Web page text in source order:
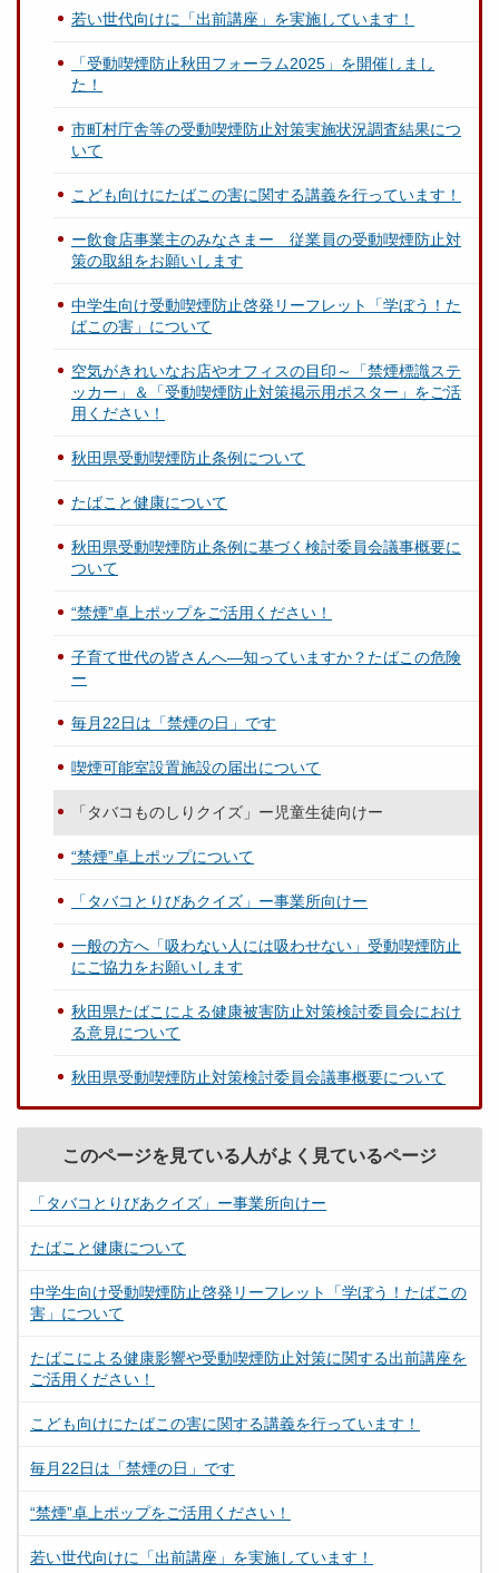
若い世代向けに「出前講座」を実施しています！
「受動喫煙防止秋田フォーラム2025」を開催しまし
た！
市町村庁舎等の受動喫煙防止対策実施状況調査結果につ
いて
こども向けにたばこの害に関する講義を行っています！
ー飲食店事業主のみなさまー 従業員の受動喫煙防止対
策の取組をお願いします
中学生向け受動喫煙防止啓発リーフレット「学ぼう！た
ばこの害」について
空気がきれいなお店やオフィスの目印～「禁煙標識ステ
ッカー」＆「受動喫煙防止対策掲示用ポスター」をご活
用ください！
秋田県受動喫煙防止条例について
たばこと健康について
秋田県受動喫煙防止条例に基づく検討委員会議事概要に
ついて
“禁煙”卓上ポップをご活用ください！
子育て世代の皆さんへ―知っていますか？たばこの危険
ー
毎月22日は「禁煙の日」です
喫煙可能室設置施設の届出について
「タバコものしりクイズ」ー児童生徒向けー
“禁煙”卓上ポップについて
「タバコとりびあクイズ」ー事業所向けー
一般の方へ「吸わない人には吸わせない」受動喫煙防止
にご協力をお願いします
秋田県たばこによる健康被害防止対策検討委員会におけ
る意見について
秋田県受動喫煙防止対策検討委員会議事概要について
このページを見ている人がよく見ているページ
「タバコとりびあクイズ」ー事業所向けー
たばこと健康について
中学生向け受動喫煙防止啓発リーフレット「学ぼう！たばこの
害」について
たばこによる健康影響や受動喫煙防止対策に関する出前講座を
ご活用ください！
こども向けにたばこの害に関する講義を行っています！
毎月22日は「禁煙の日」です
“禁煙”卓上ポップをご活用ください！
若い世代向けに「出前講座」を実施しています！